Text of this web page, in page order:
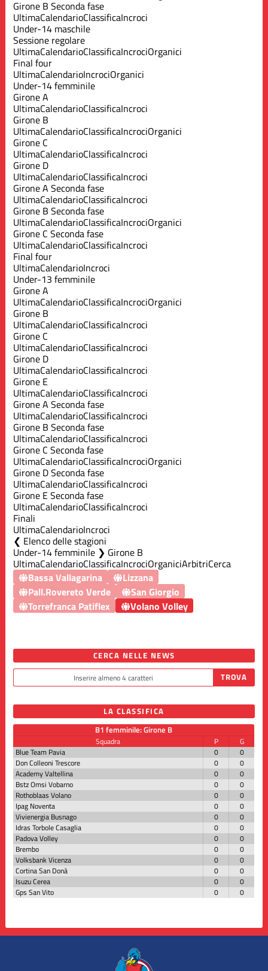
Girone B Seconda fase
UltimaCalendarioClassificaIncroci
Under-14 maschile
Sessione regolare
UltimaCalendarioClassificaIncrociOrganici
Final four
UltimaCalendarioIncrociOrganici
Under-14 femminile
Girone A
UltimaCalendarioClassificaIncroci
Girone B
UltimaCalendarioClassificaIncrociOrganici
Girone C
UltimaCalendarioClassificaIncroci
Girone D
UltimaCalendarioClassificaIncroci
Girone A Seconda fase
UltimaCalendarioClassificaIncroci
Girone B Seconda fase
UltimaCalendarioClassificaIncrociOrganici
Girone C Seconda fase
UltimaCalendarioClassificaIncroci
Final four
UltimaCalendarioIncroci
Under-13 femminile
Girone A
UltimaCalendarioClassificaIncrociOrganici
Girone B
UltimaCalendarioClassificaIncroci
Girone C
UltimaCalendarioClassificaIncroci
Girone D
UltimaCalendarioClassificaIncroci
Girone E
UltimaCalendarioClassificaIncroci
Girone A Seconda fase
UltimaCalendarioClassificaIncroci
Girone B Seconda fase
UltimaCalendarioClassificaIncroci
Girone C Seconda fase
UltimaCalendarioClassificaIncrociOrganici
Girone D Seconda fase
UltimaCalendarioClassificaIncroci
Girone E Seconda fase
UltimaCalendarioClassificaIncroci
Finali
UltimaCalendarioIncroci
Elenco delle stagioni
Under-14 femminile ❯ Girone B
UltimaCalendarioClassificaIncrociOrganiciArbitriCerca
Bassa Vallagarina
Lizzana
Pall.Rovereto Verde
San Giorgio
Torrefranca Patiflex
Volano Volley
CERCA NELLE NEWS
LA CLASSIFICA
B1 femminile: Girone B
Squadra P
G
Blue Team Pavia
0
0
Don Colleoni Trescore
0
0
Academy Valtellina
0
0
Bstz Omsi Vobarno
0
0
Rothoblaas Volano
0
0
Ipag Noventa
0
0
Vivienergia Busnago
0
0
Idras Torbole Casaglia
0
0
Padova Volley
0
0
Brembo
0
0
Volksbank Vicenza
0
0
Cortina San Donà
0
0
Isuzu Cerea
0
0
Gps San Vito
0 0